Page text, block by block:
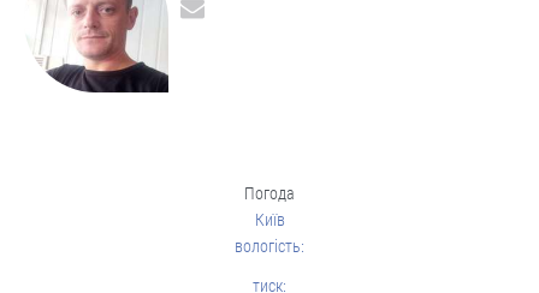
Погода
Київ
вологість:
тиск: